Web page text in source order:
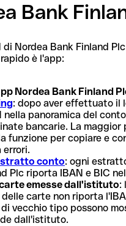
Bank
di Nordea Bank Finland
è l'app:
Nordea Bank Finland
: dopo aver effettuato il
nella panoramica del
bancarie. La maggior
funzione per copiare e
errori.
conto: ogni
Plc riporta IBAN e BIC
emesse dall'istituto:
carte non riporta
vecchio tipo possono
dall'istituto.